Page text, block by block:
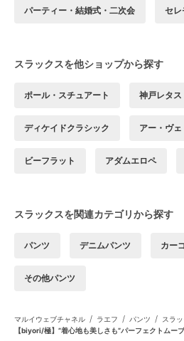
パーティー・結婚式・二次会 セレ
スラックスを他ショップから探す
ポール・スチュアート 神戸レタス
ディケイドクラシック アー・ヴェ
ビーフラット アダムエロペ
スラックスを関連カテゴリから探す
パンツ デニムパンツ カー
その他パンツ
マルイウェブチャネル / ラエフ / パンツ / スラ
【biyori/極】”着心地も美しさも”パーフェクトム